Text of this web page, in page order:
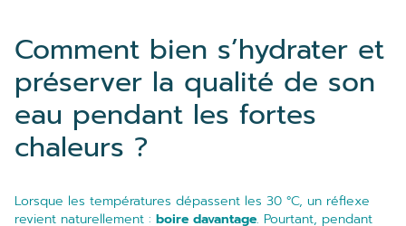
Comment bien s’hydrater et
préserver la qualité de son
eau pendant les fortes
chaleurs ?
Lorsque les températures dépassent les 30 °C, un réflexe
revient naturellement : boire davantage. Pourtant, pendant